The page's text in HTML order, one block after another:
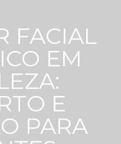
FACIAL
EM
E
PARA